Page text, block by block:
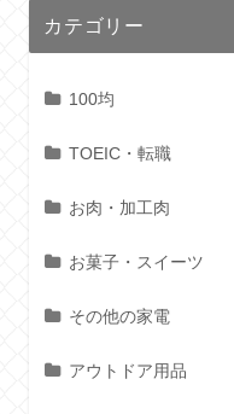
カテゴリー
100均
TOEIC・転職
お肉・加工肉
お菓子・スイーツ
その他の家電
アウトドア用品